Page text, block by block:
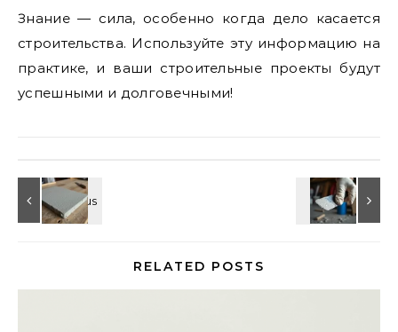
Знание — сила, особенно когда дело касается
строительства. Используйте эту информацию на
практике, и ваши строительные проекты будут
успешными и долговечными!
RELATED POSTS